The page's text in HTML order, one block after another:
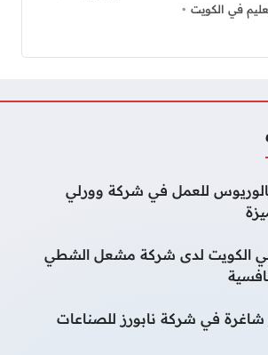
في الكويت
للعمل في شركة وورلي
الكويت لدى شركة مشعل الشطي
في شركة نابورز للصناعات